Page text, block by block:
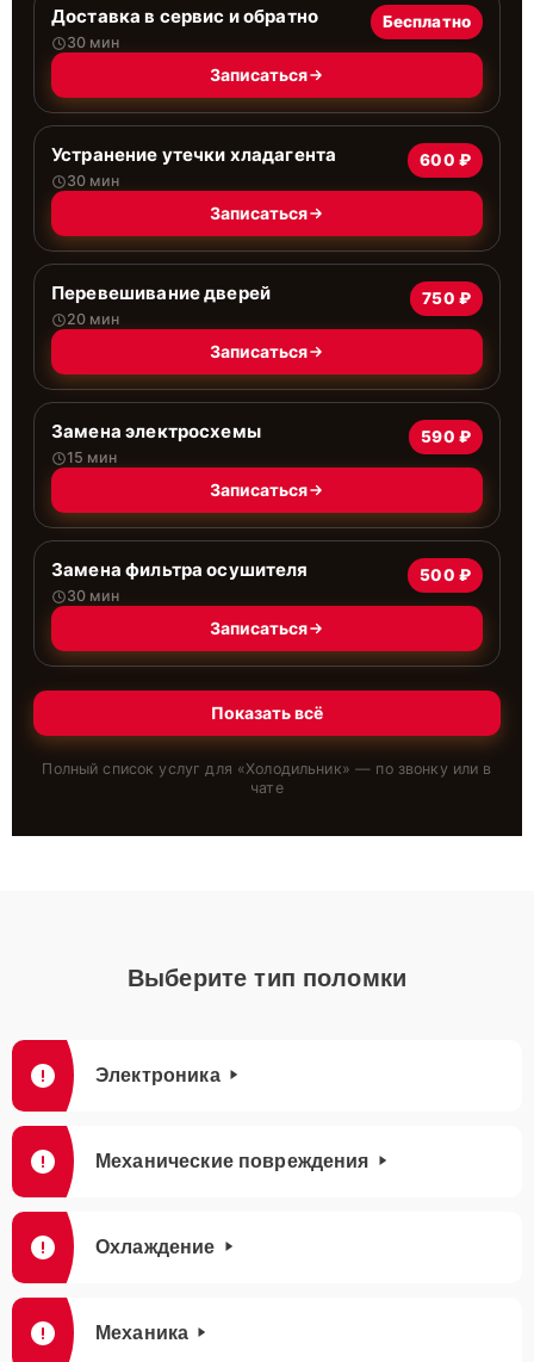
Доставка в сервис и обратно
30 мин
Бесплатно
Записаться
Устранение утечки хладагента
30 мин
600 ₽
Записаться
Перевешивание дверей
20 мин
750 ₽
Записаться
Замена электросхемы
15 мин
590 ₽
Записаться
Замена фильтра осушителя
30 мин
500 ₽
Записаться
Показать всё
Полный список услуг для «Холодильник» — по звонку или в
чате
Выберите тип поломки
Электроника
Механические повреждения
Охлаждение
Механика